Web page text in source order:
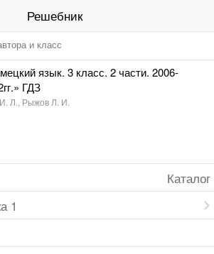
Решебник
и класс
язык. 3 класс. 2 части. 2006-
ГДЗ
Л., Рыжов Л. И.
Каталог
1